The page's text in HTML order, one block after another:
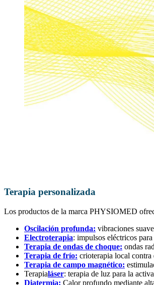
Terapia personalizada
Los productos de la marca PHYSIOMED
Oscilación profunda: vibraciones
Electroterapia: impulsos eléctricos
Terapia de ondas de choque: ondas
Terapia de frío: crioterapia local
Terapia de campo magnético:
Terapialáser: terapia de luz para la
Diatermia: Calor profundo mediante